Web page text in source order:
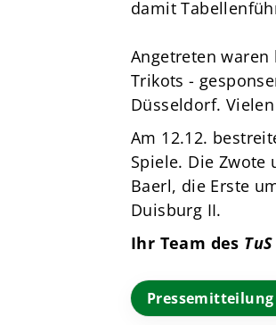
damit
Angetreten
Trikots -
Düsseldorf.
Am 12.12.
Spiele. Die Zwote
Baerl, die Erste
Duisburg II.
Ihr Team des
Pressemitteilung